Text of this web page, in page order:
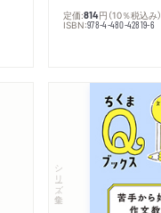
定価:814円 （10％税込み）
ISBN:978-4-480-42819-6
シリーズ・全集